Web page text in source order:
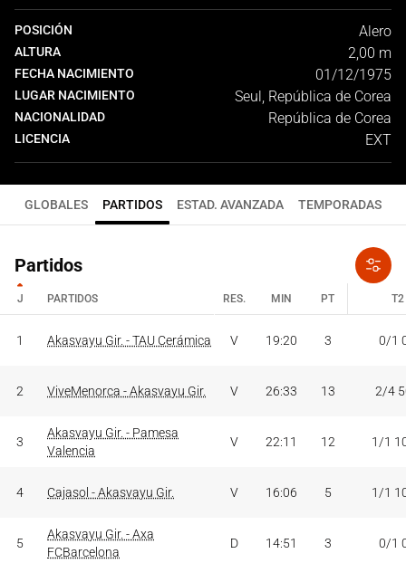
POSICIÓN Alero
ALTURA 2,00 m
FECHA NACIMIENTO 01/12/1975
LUGAR NACIMIENTO Seul, República de Corea
NACIONALIDAD República de Corea
LICENCIA EXT
GLOBALES PARTIDOS ESTAD. AVANZADA TEMPORADAS
Partidos
J PARTIDOS RES. MIN PT T2
1 Akasvayu Gir. - TAU Cerámica V 19:20 3 0/1
2 ViveMenorca - Akasvayu Gir. V 26:33 13 2/4
3
Akasvayu Gir. - Pamesa
Valencia
V 22:11 12 1/1
4 Cajasol - Akasvayu Gir. V 16:06 5 1/1
5
Akasvayu Gir. - Axa
FCBarcelona
D 14:51 3 0/1